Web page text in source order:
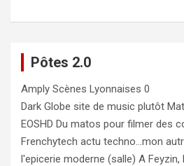
Pôtes 2.0
Amply Scènes Lyonnaises 0
Dark Globe site de music plutôt
EOSHD Du matos pour filmer des
Frenchytech actu techno…mon
l'epicerie moderne (salle) A Feyzin,